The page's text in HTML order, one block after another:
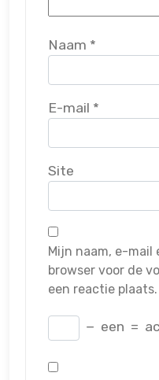
Naam *
E-mail *
Site
Mijn naam, e-mail
browser voor de
een reactie plaats.
− een =